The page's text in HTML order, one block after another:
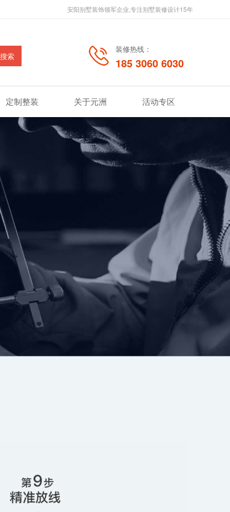
安阳别墅装饰领军企业,专注别墅装修设计15年
装修热线：
185 3060 6030
定制整装 关于元洲 活动专区